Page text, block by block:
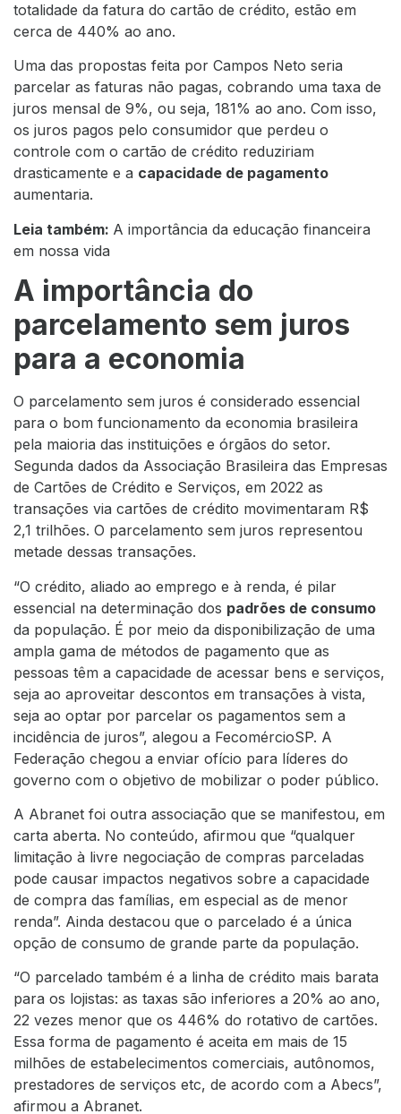
totalidade da fatura do cartão de crédito, estão em
cerca de 440% ao ano.
Uma das propostas feita por Campos Neto seria
parcelar as faturas não pagas, cobrando uma taxa de
juros mensal de 9%, ou seja, 181% ao ano. Com isso,
os juros pagos pelo consumidor que perdeu o
controle com o cartão de crédito reduziriam
drasticamente e a capacidade de pagamento
aumentaria.
Leia também: A importância da educação financeira
em nossa vida
A importância do
parcelamento sem juros
para a economia
O parcelamento sem juros é considerado essencial
para o bom funcionamento da economia brasileira
pela maioria das instituições e órgãos do setor.
Segunda dados da Associação Brasileira das Empresas
de Cartões de Crédito e Serviços, em 2022 as
transações via cartões de crédito movimentaram R$
2,1 trilhões. O parcelamento sem juros representou
metade dessas transações.
“O crédito, aliado ao emprego e à renda, é pilar
essencial na determinação dos padrões de consumo
da população. É por meio da disponibilização de uma
ampla gama de métodos de pagamento que as
pessoas têm a capacidade de acessar bens e serviços,
seja ao aproveitar descontos em transações à vista,
seja ao optar por parcelar os pagamentos sem a
incidência de juros”, alegou a FecomércioSP. A
Federação chegou a enviar ofício para líderes do
governo com o objetivo de mobilizar o poder público.
A Abranet foi outra associação que se manifestou, em
carta aberta. No conteúdo, afirmou que “qualquer
limitação à livre negociação de compras parceladas
pode causar impactos negativos sobre a capacidade
de compra das famílias, em especial as de menor
renda”. Ainda destacou que o parcelado é a única
opção de consumo de grande parte da população.
“O parcelado também é a linha de crédito mais barata
para os lojistas: as taxas são inferiores a 20% ao ano,
22 vezes menor que os 446% do rotativo de cartões.
Essa forma de pagamento é aceita em mais de 15
milhões de estabelecimentos comerciais, autônomos,
prestadores de serviços etc, de acordo com a Abecs”,
afirmou a Abranet.